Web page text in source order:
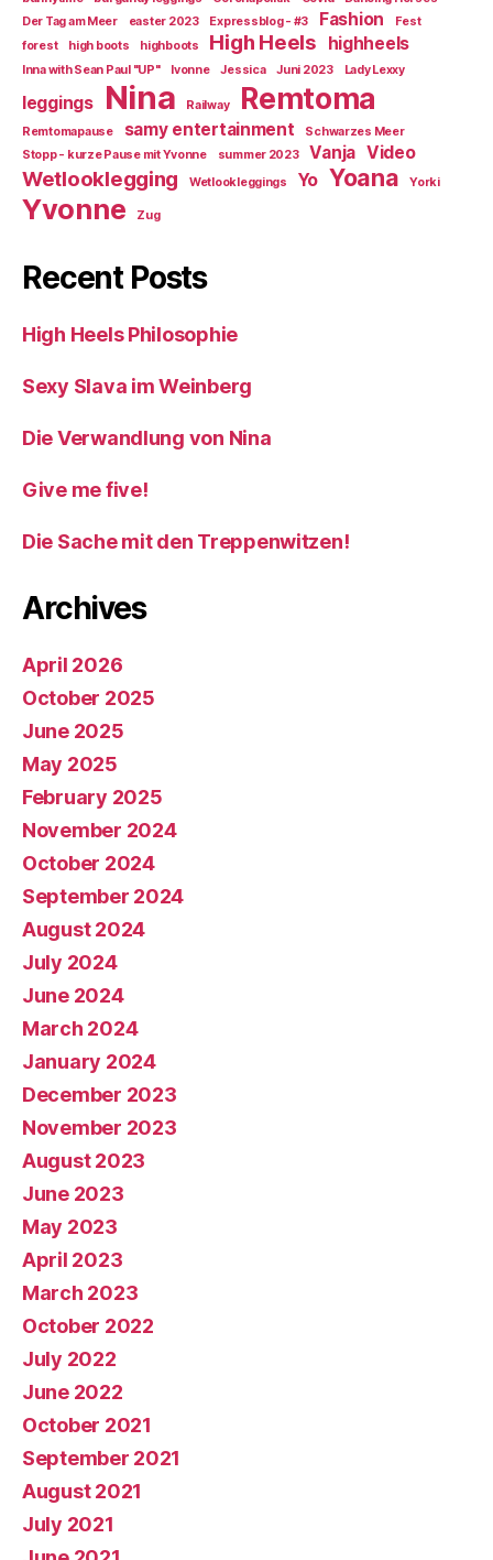
Der Tag am Meer
easter 2023 Expressblog - #3 Fashion
Fest
forest
high boots highboots High Heels highheels
Inna with Sean Paul "UP" Ivonne Jessica Juni 2023 Lady Lexxy
leggings Nina Railway Remtoma
Remtomapause samy entertainment
Schwarzes Meer
Stopp - kurze Pause mit Yvonne
summer 2023 Vanja Video
Wetlooklegging Wetlookleggings Yo Yoana Yorki
Yvonne Zug
Recent Posts
High Heels Philosophie
Sexy Slava im Weinberg
Die Verwandlung von Nina
Give me five!
Die Sache mit den Treppenwitzen!
Archives
April 2026
October 2025
June 2025
May 2025
February 2025
November 2024
October 2024
September 2024
August 2024
July 2024
June 2024
March 2024
January 2024
December 2023
November 2023
August 2023
June 2023
May 2023
April 2023
March 2023
October 2022
July 2022
June 2022
October 2021
September 2021
August 2021
July 2021